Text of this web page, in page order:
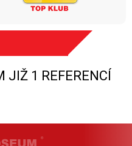
JIŽ 1 REFERENCÍ